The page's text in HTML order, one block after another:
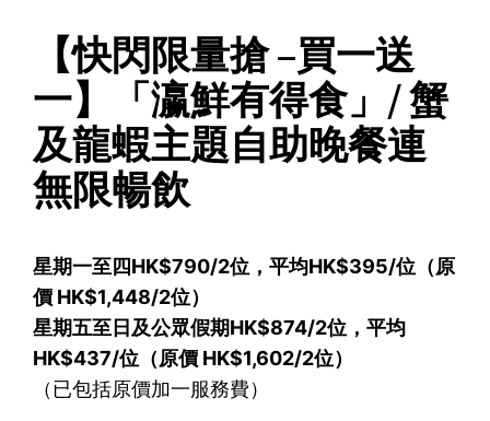
【快閃限量搶 –買一送
一】「瀛鮮有得食」/ 蟹
及龍蝦主題自助晚餐連
無限暢飲
星期一至四HK$790/2位，平均HK$395/位（原
價 HK$1,448/2位）
星期五至日及公眾假期HK$874/2位，平均
HK$437/位（原價 HK$1,602/2位）
（已包括原價加一服務費）